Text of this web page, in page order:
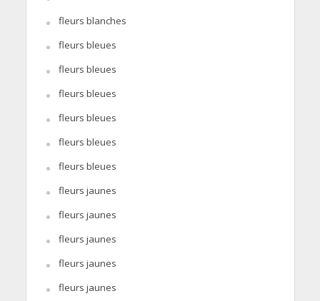
fleurs blanches
fleurs bleues
fleurs bleues
fleurs bleues
fleurs bleues
fleurs bleues
fleurs bleues
fleurs jaunes
fleurs jaunes
fleurs jaunes
fleurs jaunes
fleurs jaunes